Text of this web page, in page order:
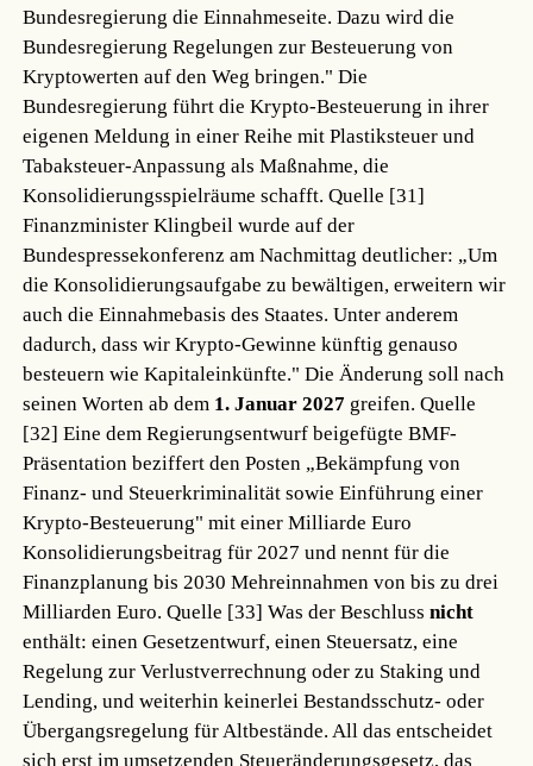
Bundesregierung die Einnahmeseite. Dazu wird die
Bundesregierung Regelungen zur Besteuerung von
Kryptowerten auf den Weg bringen." Die
Bundesregierung führt die Krypto-Besteuerung in ihrer
eigenen Meldung in einer Reihe mit Plastiksteuer und
Tabaksteuer-Anpassung als Maßnahme, die
Konsolidierungsspielräume schafft.Quelle [31]
Finanzminister Klingbeil wurde auf der
Bundespressekonferenz am Nachmittag deutlicher: „Um
die Konsolidierungsaufgabe zu bewältigen, erweitern wir
auch die Einnahmebasis des Staates. Unter anderem
dadurch, dass wir Krypto-Gewinne künftig genauso
besteuern wie Kapitaleinkünfte." Die Änderung soll nach
seinen Worten ab dem 1. Januar 2027 greifen.Quelle
[32] Eine dem Regierungsentwurf beigefügte BMF-
Präsentation beziffert den Posten „Bekämpfung von
Finanz- und Steuerkriminalität sowie Einführung einer
Krypto-Besteuerung" mit einer Milliarde Euro
Konsolidierungsbeitrag für 2027 und nennt für die
Finanzplanung bis 2030 Mehreinnahmen von bis zu drei
Milliarden Euro.Quelle [33] Was der Beschlussnicht
enthält: einen Gesetzentwurf, einen Steuersatz, eine
Regelung zur Verlustverrechnung oder zu Staking und
Lending, und weiterhin keinerlei Bestandsschutz- oder
Übergangsregelung für Altbestände. All das entscheidet
sich erst im umsetzenden Steueränderungsgesetz, das